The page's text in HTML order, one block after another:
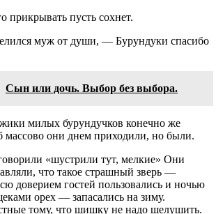
прикрывать пусть сохнет.
муж от души, — Бурундуки спасибо
Сын или дочь. Выбор без выбора.
милых бурундучков конечно же
массово они днем приходили, но были.
«шустрили тут, мелкие» Они
что такое страшный зверь —
доверием гостей пользовались и ночью
орех — запасались на зиму.
тому, что шишку не надо шелушить.